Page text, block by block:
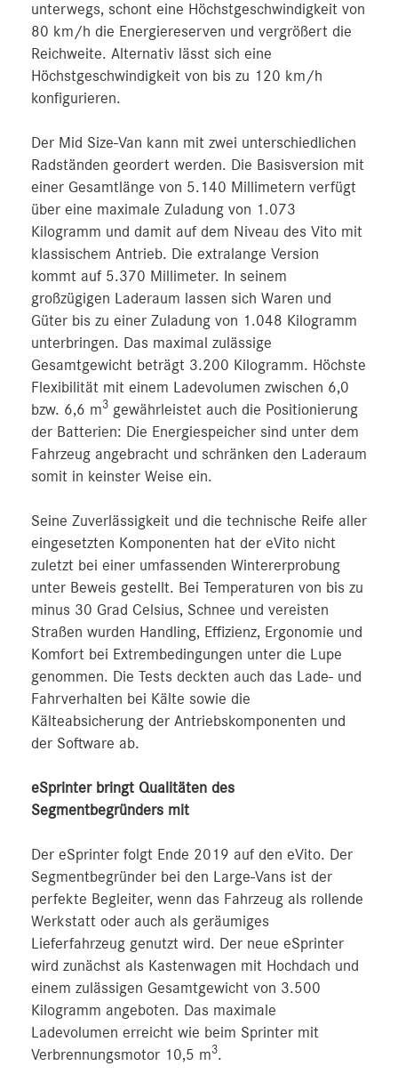
unterwegs, schont eine Höchstgeschwindigkeit von
80 km/h die Energiereserven und vergrößert die
Reichweite. Alternativ lässt sich eine
Höchstgeschwindigkeit von bis zu 120 km/h
konfigurieren.
Der Mid Size-Van kann mit zwei unterschiedlichen
Radständen geordert werden. Die Basisversion mit
einer Gesamtlänge von 5.140 Millimetern verfügt
über eine maximale Zuladung von 1.073
Kilogramm und damit auf dem Niveau des Vito mit
klassischem Antrieb. Die extralange Version
kommt auf 5.370 Millimeter. In seinem
großzügigen Laderaum lassen sich Waren und
Güter bis zu einer Zuladung von 1.048 Kilogramm
unterbringen. Das maximal zulässige
Gesamtgewicht beträgt 3.200 Kilogramm. Höchste
Flexibilität mit einem Ladevolumen zwischen 6,0
bzw. 6,6 m3 gewährleistet auch die Positionierung
der Batterien: Die Energiespeicher sind unter dem
Fahrzeug angebracht und schränken den Laderaum
somit in keinster Weise ein.
Seine Zuverlässigkeit und die technische Reife aller
eingesetzten Komponenten hat der eVito nicht
zuletzt bei einer umfassenden Wintererprobung
unter Beweis gestellt. Bei Temperaturen von bis zu
minus 30 Grad Celsius, Schnee und vereisten
Straßen wurden Handling, Effizienz, Ergonomie und
Komfort bei Extrembedingungen unter die Lupe
genommen. Die Tests deckten auch das Lade- und
Fahrverhalten bei Kälte sowie die
Kälteabsicherung der Antriebskomponenten und
der Software ab.
eSprinter bringt Qualitäten des
Segmentbegründers mit
Der eSprinter folgt Ende 2019 auf den eVito. Der
Segmentbegründer bei den Large-Vans ist der
perfekte Begleiter, wenn das Fahrzeug als rollende
Werkstatt oder auch als geräumiges
Lieferfahrzeug genutzt wird. Der neue eSprinter
wird zunächst als Kastenwagen mit Hochdach und
einem zulässigen Gesamtgewicht von 3.500
Kilogramm angeboten. Das maximale
Ladevolumen erreicht wie beim Sprinter mit
Verbrennungsmotor 10,5 m3.